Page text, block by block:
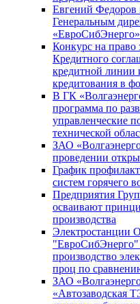
Евгений Федоров
Генеральным
«ЕвроСибЭнерго»
Конкурс на право
Кредитного
кредитной линии
кредитования в
В ГК
программа по
управленческие
технической
ЗАО
проведении
График
систем горячего
Предприятия
осваивают
производства
Электростанции
"ЕвроСибЭнерго"
производство
проц по
ЗАО
«Автозаводская